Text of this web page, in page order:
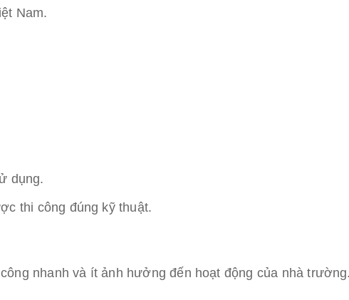
Nam.
dụng.
thi công đúng kỹ thuật.
nhanh và ít ảnh hưởng đến hoạt động của nhà